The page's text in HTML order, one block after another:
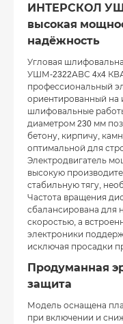
ИНТЕРСКОЛ
высокая
надёжность
Угловая
УШМ-2322АВС 4х4
профессиональный
ориентированный на
шлифовальные
диаметром 230 мм
бетону, кирпичу,
оптимальной для
Электродвигатель
высокую
стабильную тягу,
Частота вращения
сбалансирована для
скоростью, а
электроники
исключая просадки
Продуманная
защита
Модель оснащена
при включении и